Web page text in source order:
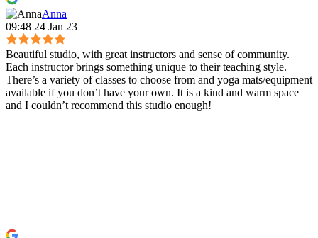
Anna
09:48 24 Jan 23
Beautiful studio, with great instructors and sense of community.
Each instructor brings something unique to their teaching style.
There’s a variety of classes to choose from and yoga mats/equipment
available if you don’t have your own. It is a kind and warm space
and I couldn’t recommend this studio enough!